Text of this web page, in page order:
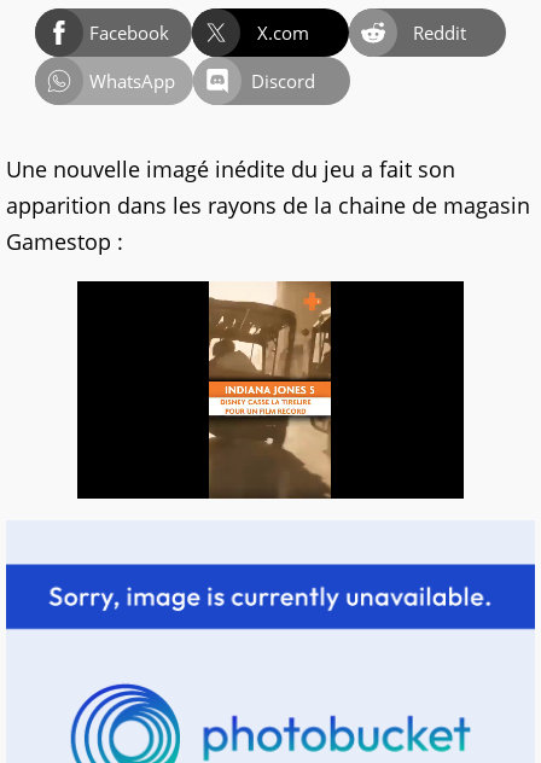
Facebook X.com
Reddit
WhatsApp
Discord
Une nouvelle imagé inédite du jeu a fait son
apparition dans les rayons de la chaine de magasin
Gamestop :